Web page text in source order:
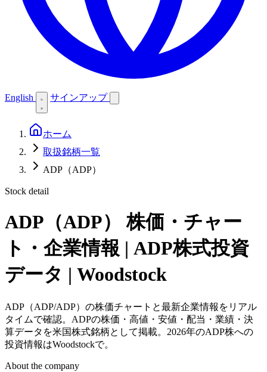
English サインアップ
ホーム
取扱銘柄一覧
ADP（ADP）
Stock detail
ADP（ADP）
株価・チャー
ト・企業情報 | ADP株式投資
データ | Woodstock
ADP（ADP/ADP）の株価チャートと最新企業情報をリアル
タイムで確認。ADPの株価・高値・安値・配当・業績・決
算データを米国株式銘柄として掲載。2026年のADP株への
投資情報はWoodstockで。
About the company